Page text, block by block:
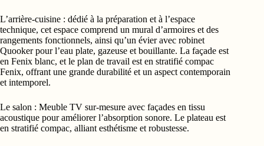
L’arrière-cuisine : dédié à la préparation et à l’espace
technique, cet espace comprend un mural d’armoires et des
rangements fonctionnels, ainsi qu’un évier avec robinet
Quooker pour l’eau plate, gazeuse et bouillante. La façade est
en Fenix blanc, et le plan de travail est en stratifié compac
Fenix, offrant une grande durabilité et un aspect contemporain
et intemporel.
Le salon : Meuble TV sur-mesure avec façades en tissu
acoustique pour améliorer l’absorption sonore. Le plateau est
en stratifié compac, alliant esthétisme et robustesse.